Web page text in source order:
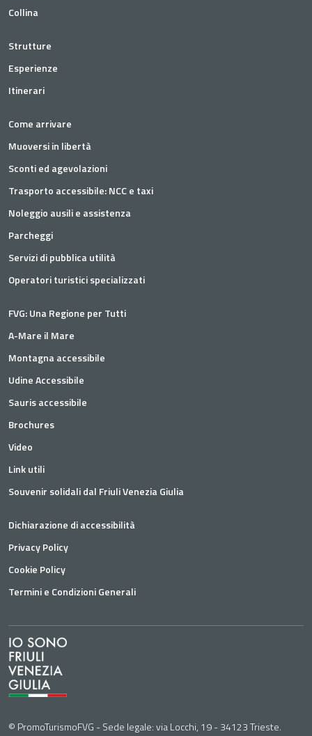
Collina
Strutture
Esperienze
Itinerari
Come arrivare
Muoversi in libertà
Sconti ed agevolazioni
Trasporto accessibile: NCC e taxi
Noleggio ausili e assistenza
Parcheggi
Servizi di pubblica utilità
Operatori turistici specializzati
FVG: Una Regione per Tutti
A-Mare il Mare
Montagna accessibile
Udine Accessibile
Sauris accessibile
Brochures
Video
Link utili
Souvenir solidali dal Friuli Venezia Giulia
Dichiarazione di accessibilità
Privacy Policy
Cookie Policy
Termini e Condizioni Generali
© PromoTurismoFVG - Sede legale: via Locchi, 19 - 34123 Trieste.